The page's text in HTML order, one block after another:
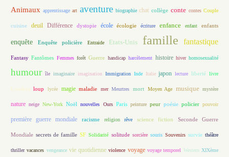
Animaux apprentissage art aventure biographie chat collège conte contes Couple
cuisine deuil Différence dystopie école écologie écriture enfance enfant enfants
enquête Enquête policière Entraide Etats-Unis famille fantastique
Fantasy Fantômes Femmes forêt Guerre handicap harcèlement histoire hiver homosexualité
humour île imaginaire imagination Immigration Inde Italie japon lecture liberté livre
Londres loup lycée magie maladie mer Meurtres mort Moyen Age musique mystère
nature neige New-York Noël nouvelles Ours Paris peinture peur poésie policier pouvoir
première guerre mondiale racisme religion rêve science fiction Seconde Guerre
Mondiale secrets de famille SF Solidarité solitude sorcière souris Souvenirs survie théâtre
thriller vacances vengeance vie quotidienne violence voyage voyage temporel Western XIXème